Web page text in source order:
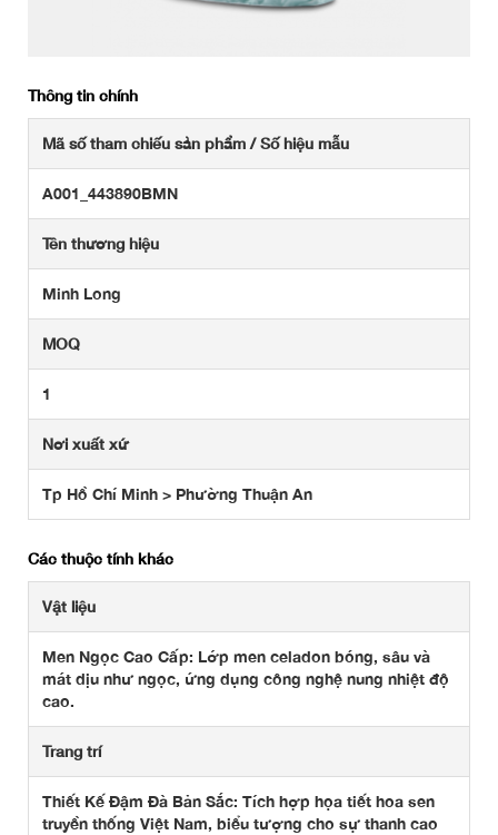
Thông tin chính
Mã số tham chiếu sản phẩm / Số hiệu mẫu
A001_443890BMN
Tên thương hiệu
Minh Long
MOQ
1
Nơi xuất xứ
Tp Hồ Chí Minh > Phường Thuận An
Các thuộc tính khác
Vật liệu
Men Ngọc Cao Cấp: Lớp men celadon bóng, sâu và
mát dịu như ngọc, ứng dụng công nghệ nung nhiệt độ
cao.
Trang trí
Thiết Kế Đậm Đà Bản Sắc: Tích hợp họa tiết hoa sen
truyền thống Việt Nam, biểu tượng cho sự thanh cao